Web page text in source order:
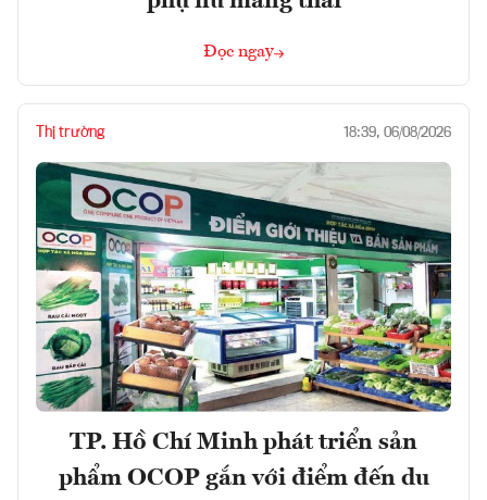
Đọc ngay
Thị trường 18:39, 06/08/2026
TP. Hồ Chí Minh phát triển sản
phẩm OCOP gắn với điểm đến du